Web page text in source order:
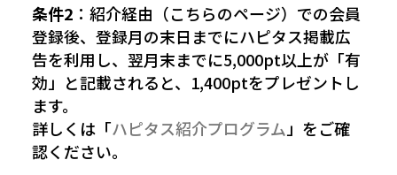
条件2 ：紹介経由（こちらのページ）での会員
登録後、登録月の末日までにハピタス掲載広
告を利用し、翌月末までに5,000pt以上が「有
効」と記載されると、1,400ptをプレゼントし
ます。
詳しくは「ハピタス紹介プログラム 」をご確
認ください。